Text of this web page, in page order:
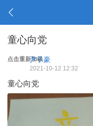
童心向党
点击重新加载
尹子豪
2021-10-12 12:32
童心向党